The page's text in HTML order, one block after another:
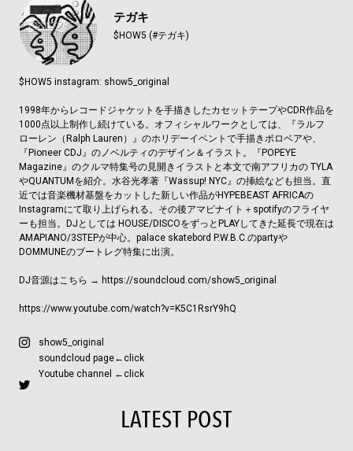
テガキ
$HOW5 (#テガキ)
$HOW5 instagram: show5_original
1998年からレコードジャケットを手描きしたカセットテープやCDR作品を
1000点以上制作し続けている。オフィシャルワークとしては、『ラルフ
ローレン（Ralph Lauren）』のホリデーイベントで手描きポロベアや、
『Pioneer CDJ』のノベルティのデザイン＆イラスト。『POPEYE
Magazine』のクルマ特集号の見開きイラストと本文で南アフリカの TYLA
やQUANTUMを紹介。水谷光孝著『Wassup! NYC』の挿絵なども担当。直
近では音楽機材基盤をカットした新しい作品がHYPEBEAST AFRICAの
Instagramにて取り上げられる。その後アマピナイト＋spotifyのフライヤ
ーも担当。DJとしては HOUSE/DISCOをずっとPLAYしてきた延長で現在は
AMAPIANO/3STEPが中心。palace skatebord P.W.B.C.のpartyや
DOMMUNEのブートレグ特集に出演。
DJ音源はこちら → https://soundcloud.com/show5_original
https://www.youtube.com/watch?v=K5C1RsrY9hQ
show5_original
soundcloud page←click
Youtube channel ←click
LATEST POST